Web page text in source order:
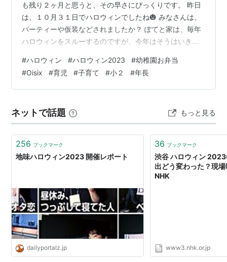
も残り２ヶ月と思うと、その早さにびっくりです。 昨日
は、１０月３１日でハロウィンでしたね🎃 みなさんは、
パーティーや仮装などされましたか？ ぽてと家は、毎年
ハロウィンをスルーするのですが、今年はそうはいきま
YouTubeでこの時期になるとどのチャンネルも ハロウィ
ンについての動画を配信するんですよね。 それを観てい
る子どもたちは、 ハロウィンなんかやるの？ 飾りはしな
風に言われたら何かしらやらないとですよね。 というわ
けで…
#ハロウィン #ハロウィン2023 #幼稚園お弁当
#Oisix #育児 #子育て #小２ #年長
ネットで話題 もっと見る
256 ブックマーク
地味ハロウィン2023 開催レポート
dailyportalz.jp
36 ブックマーク
渋谷 ハロウィン
出どう変わった？現
NHK
www3.nhk.or.jp